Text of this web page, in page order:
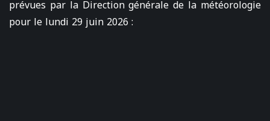
prévues par la Direction générale de la météorologie
pour le lundi 29 juin 2026 :